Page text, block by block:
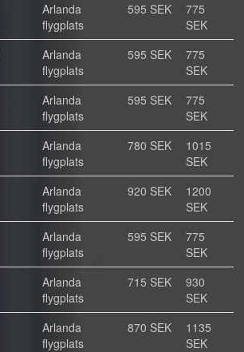
Arlanda
flygplats
595 SEK
775
SEK
Arlanda
flygplats
595 SEK
775
SEK
Arlanda
flygplats
595 SEK
775
SEK
Arlanda
flygplats
780 SEK
1015
SEK
Arlanda
flygplats
920 SEK
1200
SEK
Arlanda
flygplats
595 SEK
775
SEK
Arlanda
flygplats
715 SEK
930
SEK
Arlanda
flygplats
870 SEK
1135
SEK